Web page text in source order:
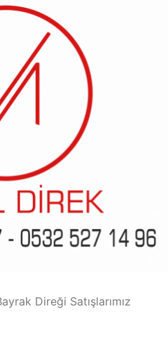
Direği Satışlarımız